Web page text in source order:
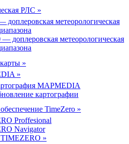
РЛС »
доплеровская метеорологическая
доплеровская метеорологическая
»
»
MAPMEDIA
картографии
TimeZero »
Proffesional
Navigator
»